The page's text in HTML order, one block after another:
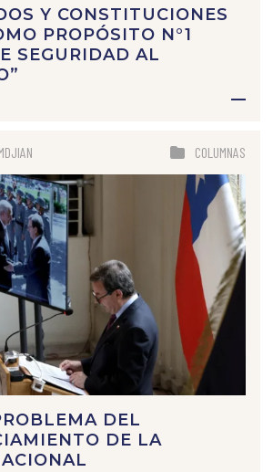
Y CONSTITUCIONES
PROPÓSITO N°1
SEGURIDAD AL
COLUMNAS
DEL
DE LA